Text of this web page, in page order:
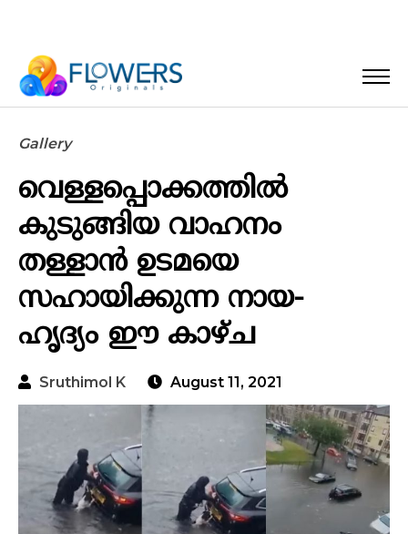
Gallery
വെള്ളപ്പൊക്കത്തിൽ
കുടുങ്ങിയ വാഹനം
തള്ളാൻ ഉടമയെ
സഹായിക്കുന്ന നായ-
ഹൃദ്യം ഈ കാഴ്ച
Sruthimol K August 11, 2021